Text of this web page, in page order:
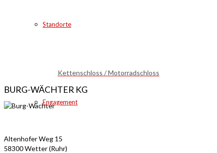
Standorte
Engagement
Kettenschloss / Motorradschloss
BURG-WÄCHTER KG
Altenhofer Weg 15
58300 Wetter (Ruhr)